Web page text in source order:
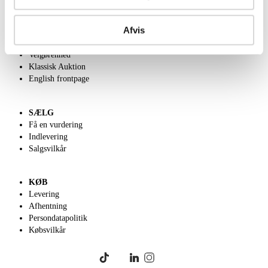
Afvis
OM OS
Kontakt os
Velgørenhed
Klassisk Auktion
English frontpage
SÆLG
Få en vurdering
Indlevering
Salgsvilkår
KØB
Levering
Afhentning
Persondatapolitik
Købsvilkår